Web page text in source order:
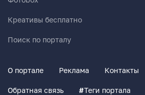
Креативы бесплатно
Поиск по порталу
О портале Реклама Контакты
Обратная связь #Теги портала